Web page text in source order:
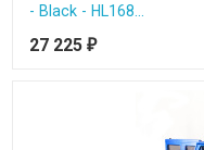
- Black - HL168...
27 225 ₽